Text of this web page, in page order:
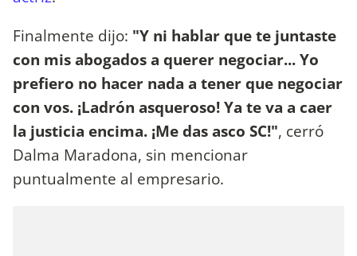
Finalmente dijo: "Y ni hablar que te juntaste
con mis abogados a querer negociar... Yo
prefiero no hacer nada a tener que negociar
con vos. ¡Ladrón asqueroso! Ya te va a caer
la justicia encima. ¡Me das asco SC!", cerró
Dalma Maradona, sin mencionar
puntualmente al empresario.